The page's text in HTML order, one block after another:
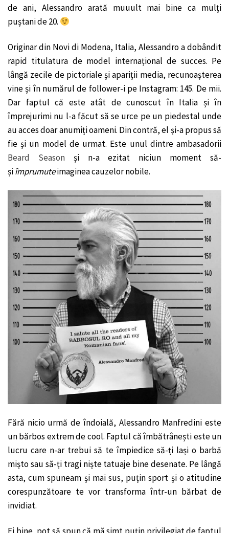
de ani, Alessandro arată muuult mai bine ca mulți
puștani de 20.
Originar din Novi di Modena, Italia, Alessandro a dobândit
rapid titulatura de model internațional de succes. Pe
lângă zecile de pictoriale și apariții media, recunoașterea
vine și în numărul de follower-i pe Instagram: 145. De mii.
Dar faptul că este atât de cunoscut în Italia și în
împrejurimi nu l-a făcut să se urce pe un piedestal unde
au acces doar anumiți oameni. Din contră, el și-a propus să
fie și un model de urmat. Este unul dintre ambasadorii
Beard Seasonși n-a ezitat niciun moment să-
șiîmprumuteimaginea cauzelor nobile.
Fără nicio urmă de îndoială, Alessandro Manfredini este
un bărbos extrem de cool. Faptul că îmbătrânești este un
lucru care n-ar trebui să te împiedice să-ți lași o barbă
mișto sau să-ți tragi niște tatuaje bine desenate. Pe lângă
asta, cum spuneam și mai sus, puțin sport și o atitudine
corespunzătoare te vor transforma într-un bărbat de
invidiat.